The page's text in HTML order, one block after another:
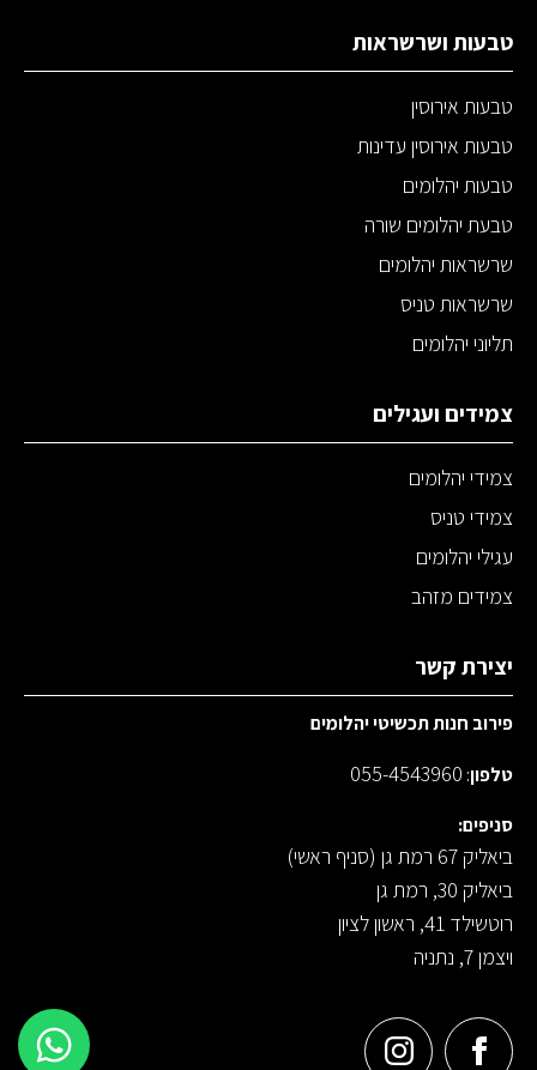
טבעות ושרשראות
טבעות אירוסין
טבעות אירוסין עדינות
טבעות יהלומים
טבעת יהלומים שורה
שרשראות יהלומים
שרשראות טניס
תליוני יהלומים
צמידים ועגילים
צמידי יהלומים
צמידי טניס
עגילי יהלומים
צמידים מזהב
יצירת קשר
פירוב חנות תכשיטי יהלומים
טלפון:
055-4543960
סניפים:
ביאליק 67 רמת גן (סניף ראשי)
ביאליק 30, רמת גן
רוטשילד 41, ראשון לציון
ויצמן 7, נתניה